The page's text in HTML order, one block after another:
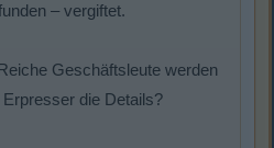
– vergiftet.
Geschäftsleute werden
die Details?